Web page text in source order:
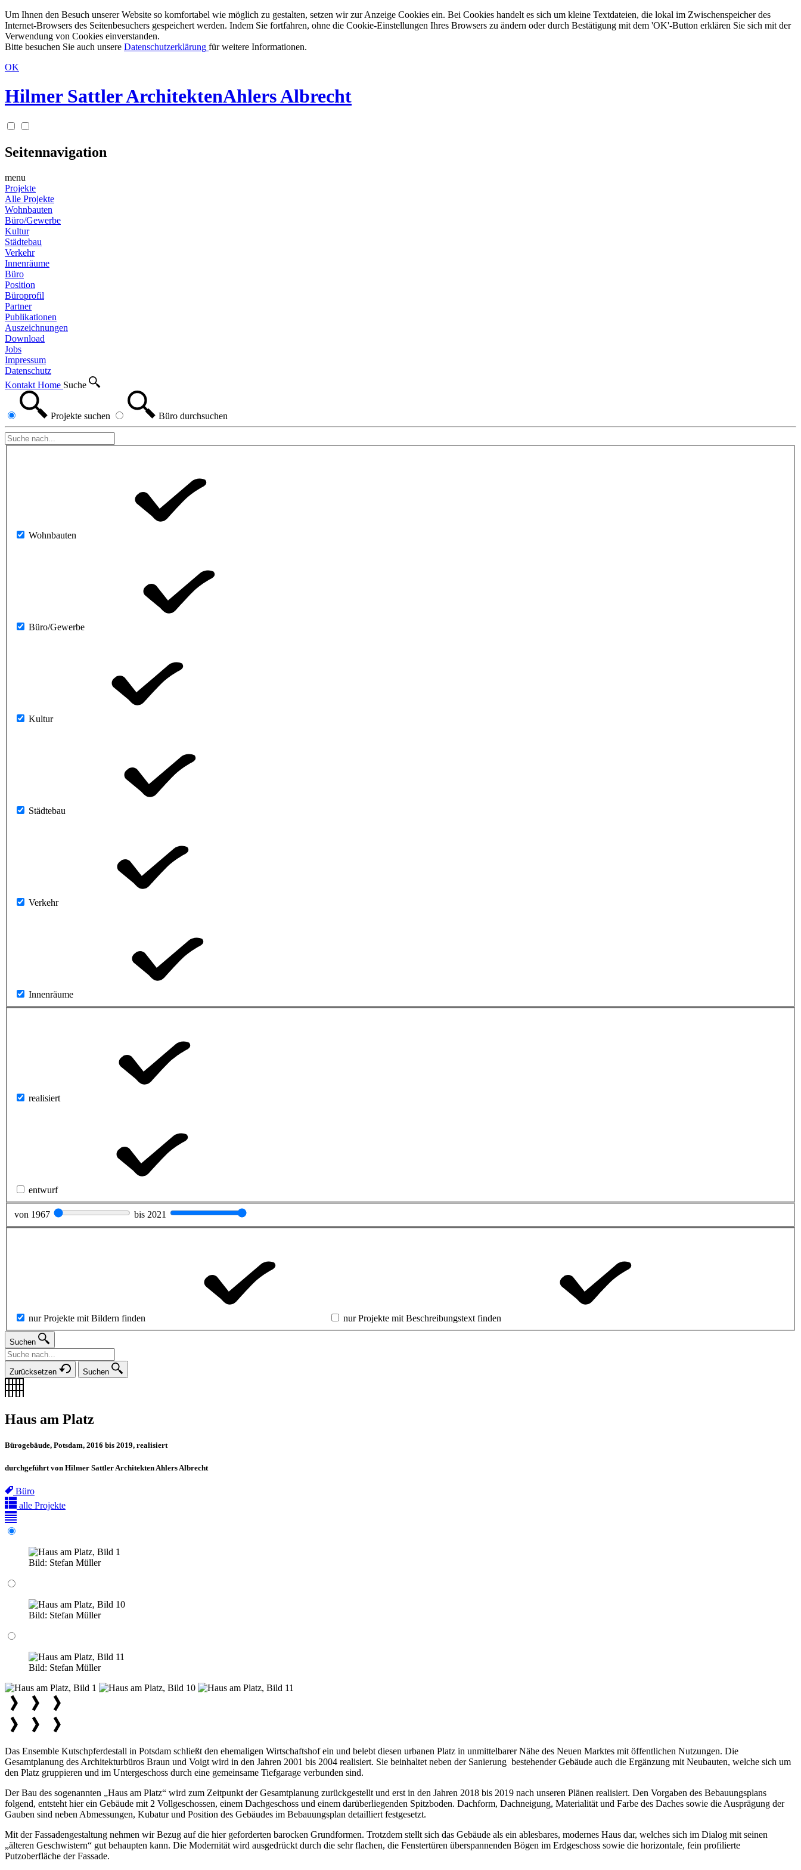
Um Ihnen den Besuch unserer Website so komfortabel wie möglich zu gestalten, setzen wir zur Anzeige Cookies ein. Bei Cookies handelt es sich um kleine Textdateien, die lokal im Zwischenspeicher des
Internet-Browsers des Seitenbesuchers gespeichert werden. Indem Sie fortfahren, ohne die Cookie-Einstellungen Ihres Browsers zu ändern oder durch Bestätigung mit dem 'OK'-Button erklären Sie sich mit der
Verwendung von Cookies einverstanden.
Bitte besuchen Sie auch unsere Datenschutzerklärung für weitere Informationen.
OK
Hilmer Sattler ArchitektenAhlers Albrecht
Seitennavigation
menu
Projekte
Alle Projekte
Wohnbauten
Büro/Gewerbe
Kultur
Städtebau
Verkehr
Innenräume
Büro
Position
Büroprofil
Partner
Publikationen
Auszeichnungen
Download
Jobs
Impressum
Datenschutz
Kontakt Home Suche
Projekte suchen Büro durchsuchen
Wohnbauten
Büro/Gewerbe
Kultur
Städtebau
Verkehr
Innenräume
realisiert
entwurf
von 1967 bis 2021
nur Projekte mit Bildern finden nur Projekte mit Beschreibungstext finden
Suchen
Zurücksetzen Suchen
Haus am Platz
Bürogebäude, Potsdam, 2016 bis 2019, realisiert
durchgeführt von Hilmer Sattler Architekten Ahlers Albrecht
Büro
alle Projekte
Bild: Stefan Müller
Bild: Stefan Müller
Bild: Stefan Müller
Das Ensemble Kutschpferdestall in Potsdam schließt den ehemaligen Wirtschaftshof ein und belebt diesen urbanen Platz in unmittelbarer Nähe des Neuen Marktes mit öffentlichen Nutzungen. Die
Gesamtplanung des Architekturbüros Braun und Voigt wird in den Jahren 2001 bis 2004 realisiert. Sie beinhaltet neben der Sanierung bestehender Gebäude auch die Ergänzung mit Neubauten, welche sich um
den Platz gruppieren und im Untergeschoss durch eine gemeinsame Tiefgarage verbunden sind.
Der Bau des sogenannten „Haus am Platz“ wird zum Zeitpunkt der Gesamtplanung zurückgestellt und erst in den Jahren 2018 bis 2019 nach unseren Plänen realisiert. Den Vorgaben des Bebauungsplans
folgend, entsteht hier ein Gebäude mit 2 Vollgeschossen, einem Dachgeschoss und einem darüberliegenden Spitzboden. Dachform, Dachneigung, Materialität und Farbe des Daches sowie die Ausprägung der
Gauben sind neben Abmessungen, Kubatur und Position des Gebäudes im Bebauungsplan detailliert festgesetzt.
Mit der Fassadengestaltung nehmen wir Bezug auf die hier geforderten barocken Grundformen. Trotzdem stellt sich das Gebäude als ein ablesbares, modernes Haus dar, welches sich im Dialog mit seinen
„älteren Geschwistern“ gut behaupten kann. Die Modernität wird ausgedrückt durch die sehr flachen, die Fenstertüren überspannenden Bögen im Erdgeschoss sowie die horizontale, fein profilierte
Putzoberfläche der Fassade.